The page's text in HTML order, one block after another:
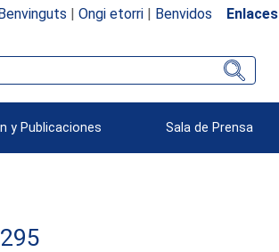
| Ongi etorri| Benvidos Enlaces
y Publicaciones Sala de Prensa